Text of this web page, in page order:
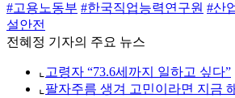
#고용노동부 #한국직업능력연구원 #산
설안전
전혜정 기자의 주요 뉴스
⌞ 고령자 “73.6세까지 일하고 싶다”
⌞ 팔자주름 생겨 고민이라면 지금